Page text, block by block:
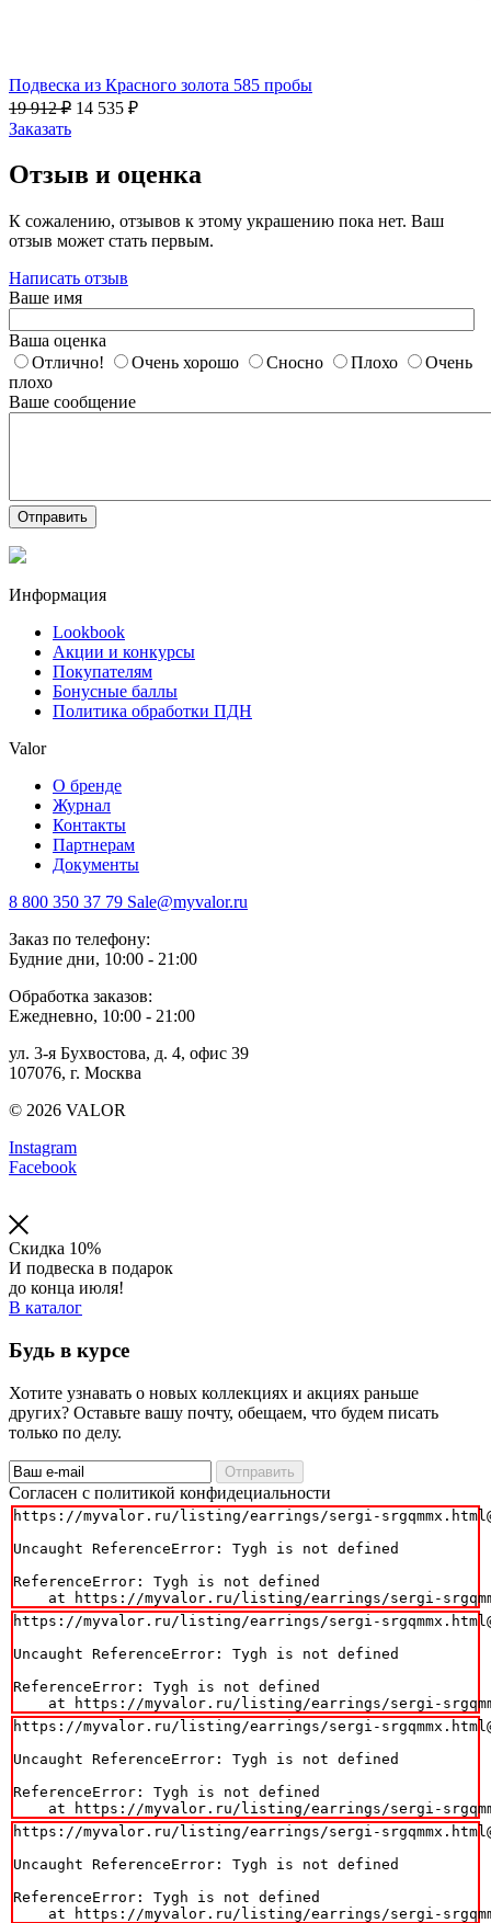
Подвеска из Красного золота 585 пробы
19 912 ₽ 14 535 ₽
Заказать
Отзыв и оценка
К сожалению, отзывов к этому украшению пока нет. Ваш
отзыв может стать первым.
Написать отзыв
Ваше имя
Ваша оценка
Отлично!
Очень хорошо Сносно Плохо
Очень
плохо
Ваше сообщение
Отправить
Информация
Lookbook
Акции и конкурсы
Покупателям
Бонусные баллы
Политика обработки ПДН
Valor
О бренде
Журнал
Контакты
Партнерам
Документы
8 800 350 37 79 Sale@myvalor.ru
Заказ по телефону:
Будние дни, 10:00 - 21:00
Обработка заказов:
Ежедневно, 10:00 - 21:00
ул. 3-я Бухвостова, д. 4, офис 39
107076, г. Москва
© 2026 VALOR
Instagram
Facebook
Скидка 10%
И подвеска в подарок
до конца июля!
В каталог
Будь в курсе
Хотите узнавать о новых коллекциях и акциях раньше
других? Оставьте вашу почту, обещаем, что будем писать
только по делу.
Отправить
Cогласен с политикой конфидециальности
https://myvalor.ru/listing/earrings/sergi-
Uncaught ReferenceError: Tygh is not defined
ReferenceError: Tygh is not defined
at https://myvalor.ru/listing/earrings/sergi-
https://myvalor.ru/listing/earrings/sergi-
Uncaught ReferenceError: Tygh is not defined
ReferenceError: Tygh is not defined
at https://myvalor.ru/listing/earrings/sergi-
https://myvalor.ru/listing/earrings/sergi-
Uncaught ReferenceError: Tygh is not defined
ReferenceError: Tygh is not defined
at https://myvalor.ru/listing/earrings/sergi-
https://myvalor.ru/listing/earrings/sergi-
Uncaught ReferenceError: Tygh is not defined
ReferenceError: Tygh is not defined
at https://myvalor.ru/listing/earrings/sergi-